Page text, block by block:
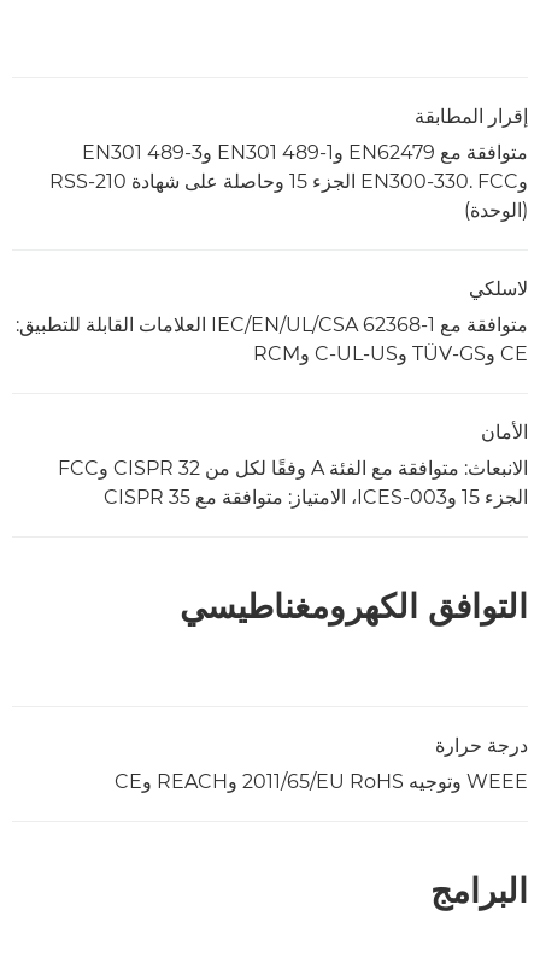
إقرار المطابقة
متوافقة مع EN62479 وEN301 489-1 وEN301 489-3
وEN300-330. FCC الجزء 15 وحاصلة على شهادة RSS-210
(الوحدة)
لاسلكي
متوافقة مع IEC/EN/UL/CSA 62368-1 العلامات القابلة للتطبيق:
CE وTÜV-GS وC-UL-US وRCM
الأمان
الانبعاث: متوافقة مع الفئة A وفقًا لكل من CISPR 32 وFCC
الجزء 15 وICES-003، الامتياز: متوافقة مع CISPR 35
التوافق الكهرومغناطيسي
درجة حرارة
WEEE وتوجيه RoHS ‏‎2011/65/EU وREACH وCE
البرامج